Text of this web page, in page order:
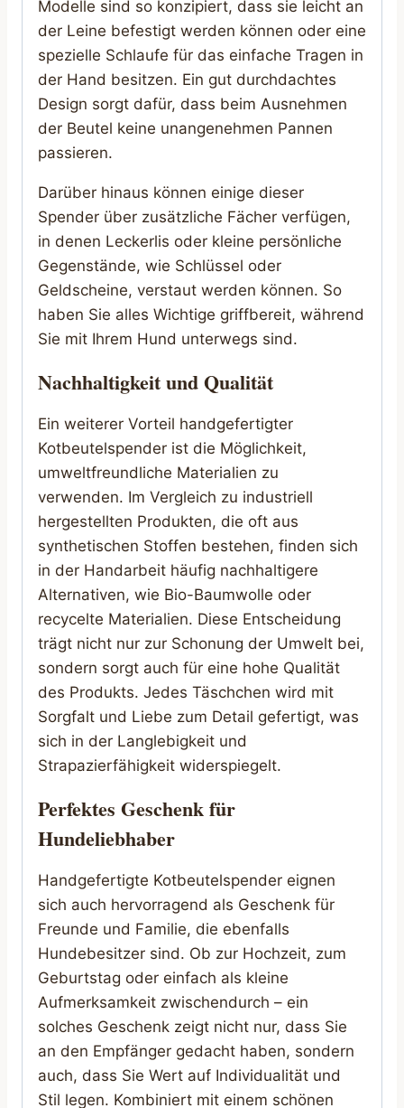
Modelle sind so konzipiert, dass sie leicht an
der Leine befestigt werden können oder eine
spezielle Schlaufe für das einfache Tragen in
der Hand besitzen. Ein gut durchdachtes
Design sorgt dafür, dass beim Ausnehmen
der Beutel keine unangenehmen Pannen
passieren.
Darüber hinaus können einige dieser
Spender über zusätzliche Fächer verfügen,
in denen Leckerlis oder kleine persönliche
Gegenstände, wie Schlüssel oder
Geldscheine, verstaut werden können. So
haben Sie alles Wichtige griffbereit, während
Sie mit Ihrem Hund unterwegs sind.
Nachhaltigkeit und Qualität
Ein weiterer Vorteil handgefertigter
Kotbeutelspender ist die Möglichkeit,
umweltfreundliche Materialien zu
verwenden. Im Vergleich zu industriell
hergestellten Produkten, die oft aus
synthetischen Stoffen bestehen, finden sich
in der Handarbeit häufig nachhaltigere
Alternativen, wie Bio-Baumwolle oder
recycelte Materialien. Diese Entscheidung
trägt nicht nur zur Schonung der Umwelt bei,
sondern sorgt auch für eine hohe Qualität
des Produkts. Jedes Täschchen wird mit
Sorgfalt und Liebe zum Detail gefertigt, was
sich in der Langlebigkeit und
Strapazierfähigkeit widerspiegelt.
Perfektes Geschenk für
Hundeliebhaber
Handgefertigte Kotbeutelspender eignen
sich auch hervorragend als Geschenk für
Freunde und Familie, die ebenfalls
Hundebesitzer sind. Ob zur Hochzeit, zum
Geburtstag oder einfach als kleine
Aufmerksamkeit zwischendurch – ein
solches Geschenk zeigt nicht nur, dass Sie
an den Empfänger gedacht haben, sondern
auch, dass Sie Wert auf Individualität und
Stil legen. Kombiniert mit einem schönen